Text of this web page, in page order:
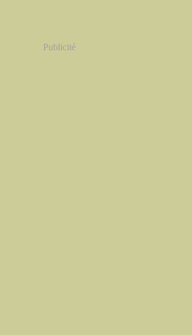
Publicité